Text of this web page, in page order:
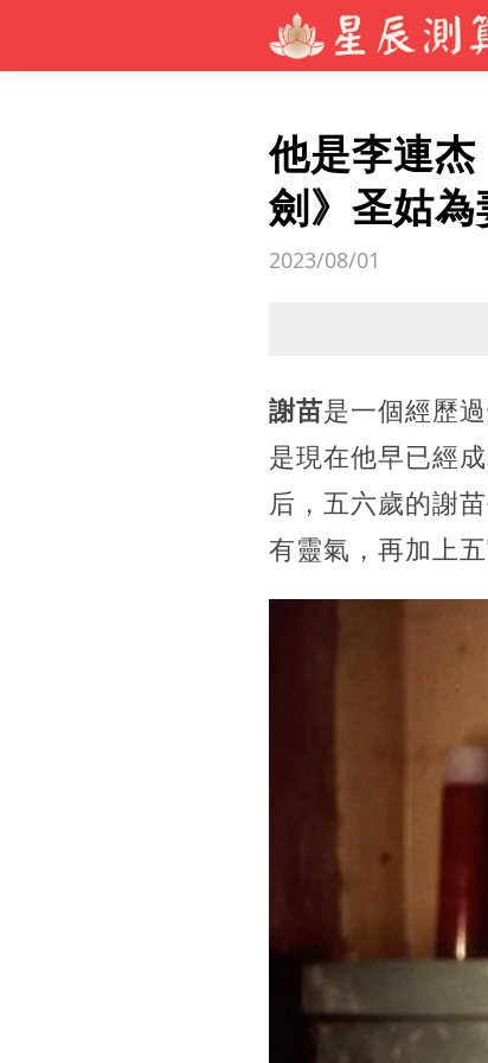
他是李連
劍》圣姑
2023/08/01
謝苗是一個經歷
是現在他早已經
后，五六歲的謝
有靈氣，再加上